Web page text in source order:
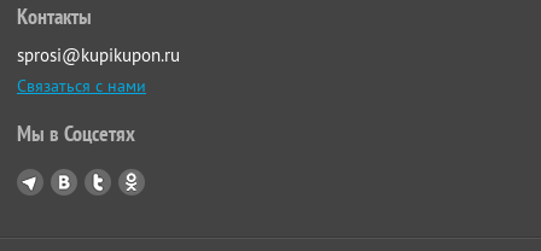
Контакты
sprosi@kupikupon.ru
Связаться с нами
Мы в Соцсетях